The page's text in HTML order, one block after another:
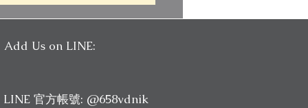
二) 免費托福整合寫作公
Add Us on LINE:
LINE 官方帳號: @658vdnik